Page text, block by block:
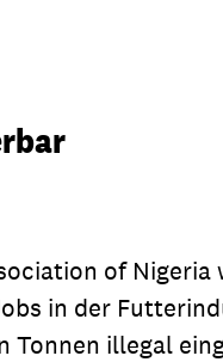
of
in der
Tonnen illegal